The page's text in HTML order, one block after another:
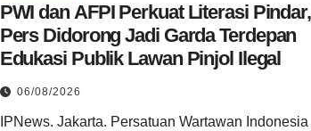
PWI dan AFPI Perkuat Literasi Pindar,
Pers Didorong Jadi Garda Terdepan
Edukasi Publik Lawan Pinjol Ilegal
06/08/2026
IPNews. Jakarta. Persatuan Wartawan Indonesia